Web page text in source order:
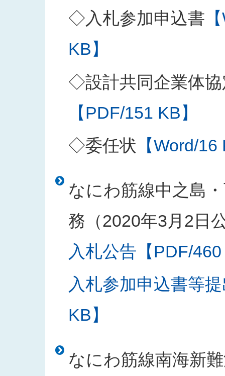
◇入札参加申込書
KB】
◇設計共同企業体協
【PDF/151 KB】
◇委任状 【Word/
なにわ筋線中之島
務（2020年3月2日
入札公告【PDF/
入札参加申込書等
KB】
なにわ筋線南海新